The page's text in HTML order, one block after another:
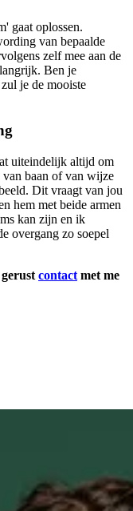
gaat oplossen.
van bepaalde
zelf mee aan de
Ben je
je de mooiste
uiteindelijk altijd om
van baan of van wijze
Dit vraagt van jou
hem met beide armen
kan zijn en ik
overgang zo soepel
contact met me